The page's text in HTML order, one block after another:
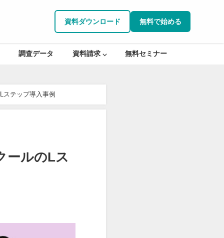
資料ダウンロード 無料で始める
調査データ 資料請求 ⌵ 無料セミナー
ステップ導入事例
ールのLス